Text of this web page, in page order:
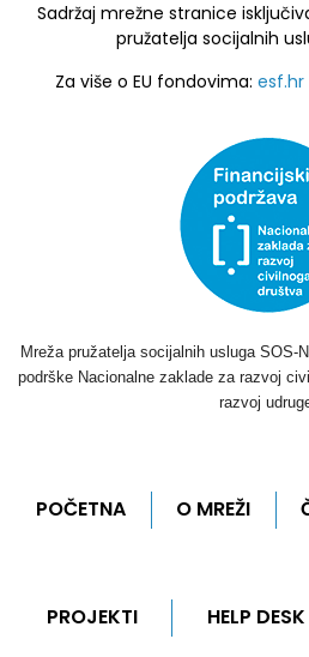
Sadržaj mrežne stranice
pružatelja socijalnih
Za više o EU fondovima: esf.hr
Mreža pružatelja socijalnih usluga SOS-
podrške Nacionalne zaklade za razvoj
razvoj
POČETNA O MREŽI
PROJEKTI HELP DESK